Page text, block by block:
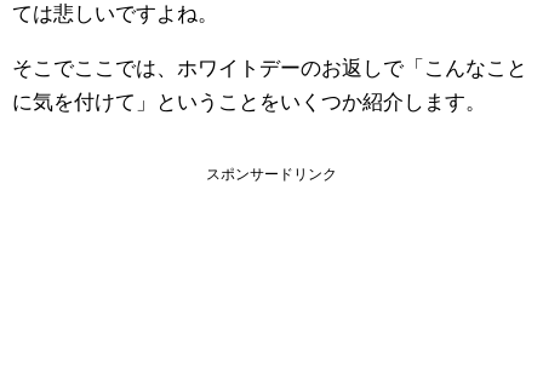
ては悲しいですよね。
そこでここでは、ホワイトデーのお返しで「こんなこと
に気を付けて」ということをいくつか紹介します。
スポンサードリンク